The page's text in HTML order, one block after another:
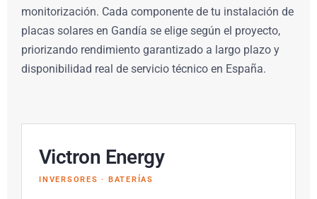
monitorización. Cada componente de tu instalación de
placas solares en Gandía se elige según el proyecto,
priorizando rendimiento garantizado a largo plazo y
disponibilidad real de servicio técnico en España.
Victron Energy
INVERSORES · BATERÍAS